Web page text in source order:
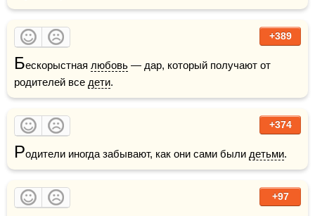
+389
Бескорыстная любовь — дар, который получают от
родителей все дети.
+374
Родители иногда забывают, как они сами были детьми.
+97